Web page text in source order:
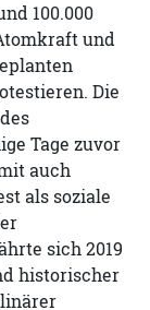
100.000
und
Die
Tage zuvor
auch
als soziale
sich 2019
historischer